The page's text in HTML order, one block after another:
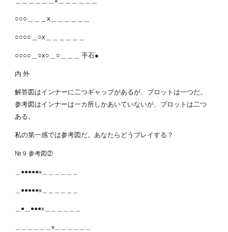
○○○＿＿＿x＿＿＿＿＿＿
○○○○＿○x＿＿＿＿＿＿
○○○○＿○x○＿○＿＿＿ 手石●
内 外
解答図はインナーに二つギャップがあるが、ブロットは一つだ。
参考図はインナーは一カ所しかあいていないが、ブロットは二つ
ある。
私の第一感では参考図だ。あなたらどうプレイする？
№９ 参考図②
＿●●●●●x＿＿＿＿＿＿
＿●●●●●x＿＿＿＿＿＿
＿●＿●●●x＿＿＿＿＿＿
＿＿＿＿＿＿x＿＿＿＿＿＿